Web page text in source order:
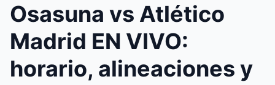
Osasuna vs Atlético
Madrid EN VIVO:
horario, alineaciones y